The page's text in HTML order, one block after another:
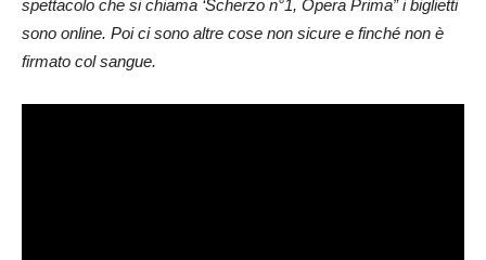
spettacolo che si chiama ‘Scherzo n°1, Opera Prima” i biglietti
sono online. Poi ci sono altre cose non sicure e finché non è
firmato col sangue.